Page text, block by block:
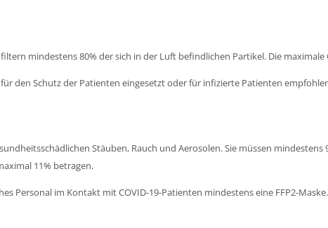
mindestens 80% der sich in der Luft befindlichen Partikel. Die maximale
den Schutz der Patienten eingesetzt oder für infizierte Patienten
Stäuben, Rauch und Aerosolen. Sie müssen
11% betragen.
Personal im Kontakt mit COVID-19-Patienten mindestens eine FFP2-Maske.